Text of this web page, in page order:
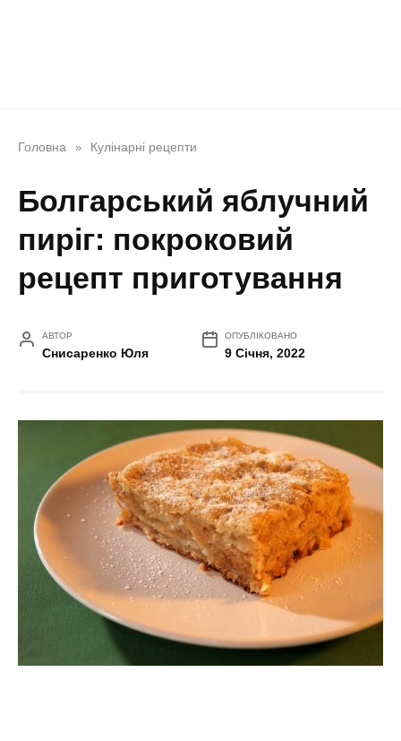
Головна » Кулінарні рецепти
Болгарський яблучний
пиріг: покроковий
рецепт приготування
АВТОР
Снисаренко Юля
ОПУБЛІКОВАНО
9 Січня, 2022